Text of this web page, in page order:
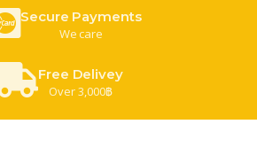
Secure Payments
We care
Free Delivey
Over 3,000฿